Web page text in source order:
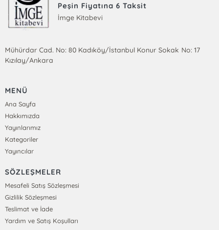
Peşin Fiyatına 6 Taksit
İmge Kitabevi
Mühürdar Cad. No: 80 Kadıköy/İstanbul Konur Sokak No: 17
Kızılay/Ankara
MENÜ
Ana Sayfa
Hakkımızda
Yayınlarımız
Kategoriler
Yayıncılar
SÖZLEŞMELER
Mesafeli Satış Sözleşmesi
Gizlilik Sözleşmesi
Teslimat ve İade
Yardım ve Satış Koşulları